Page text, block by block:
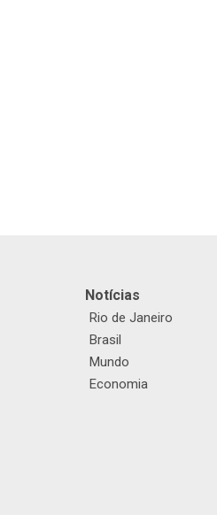
Notícias
Rio de Janeiro
Brasil
Mundo
Economia